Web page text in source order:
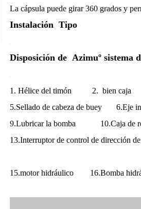
La cápsula puede girar 360 grados y
Instalación Tipo
Disposición de Azimuº sistema
1. Hélice del timón 2. bien
5.Sellado de cabeza de
9.Lubricar la bomba 10.Caja
13.Interruptor de control de
15.motor hidráulico 16.Bomba